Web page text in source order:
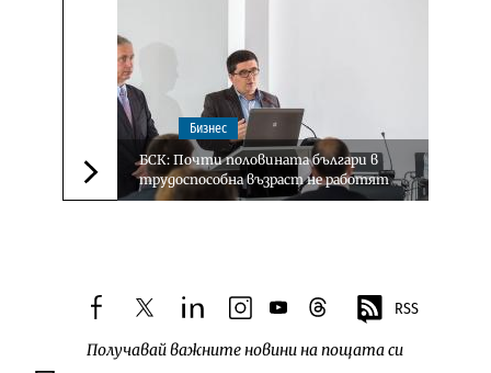
Следваща новина
Бизнес
БСК: Почти половината българи в
трудоспособна възраст не работят
facebooktwitterlinkedininstagram
youtubethreads RSS
Получавай важните новини на пощата си